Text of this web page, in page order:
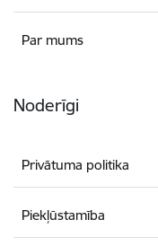
Par mums
Noderīgi
Privātuma politika
Piekļūstamība